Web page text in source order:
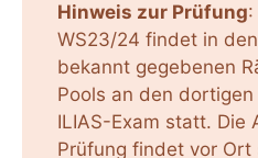
Hinweis zur Prüfung:
WS23/24 findet in
bekannt gegebenen
Pools an den
ILIAS-Exam statt. Die
Prüfung findet vor Ort